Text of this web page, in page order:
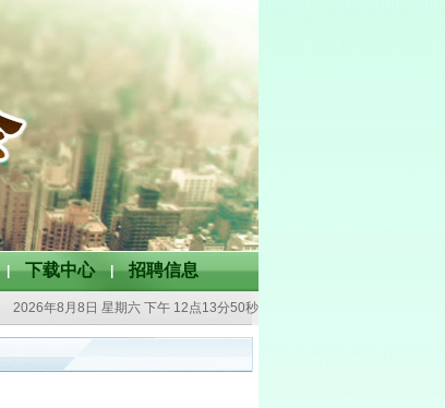
| 下载中心 | 招聘信息
2026年8月8日 星期六 下午 12点13分51秒